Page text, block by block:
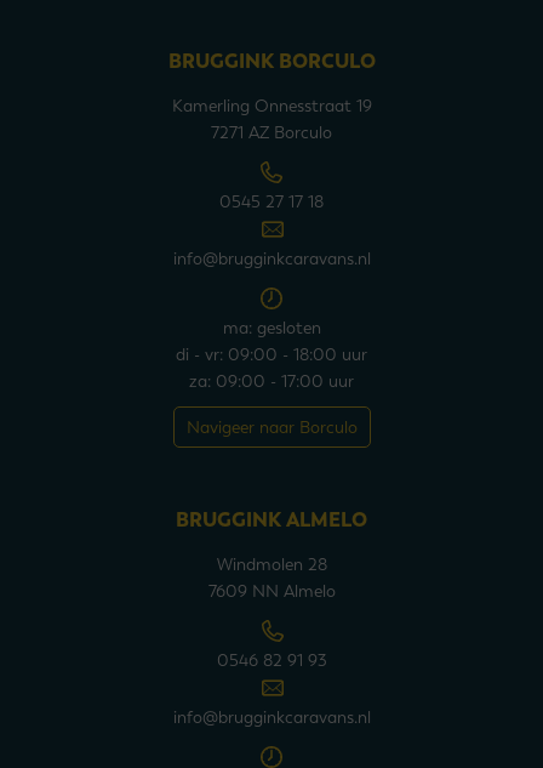
BRUGGINK BORCULO
Kamerling Onnesstraat 19
7271 AZ Borculo
0545 27 17 18
info@brugginkcaravans.nl
ma: gesloten
di - vr: 09:00 - 18:00 uur
za: 09:00 - 17:00 uur
Navigeer naar Borculo
BRUGGINK ALMELO
Windmolen 28
7609 NN Almelo
0546 82 91 93
info@brugginkcaravans.nl